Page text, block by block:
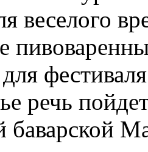
веселого
речь
баварской